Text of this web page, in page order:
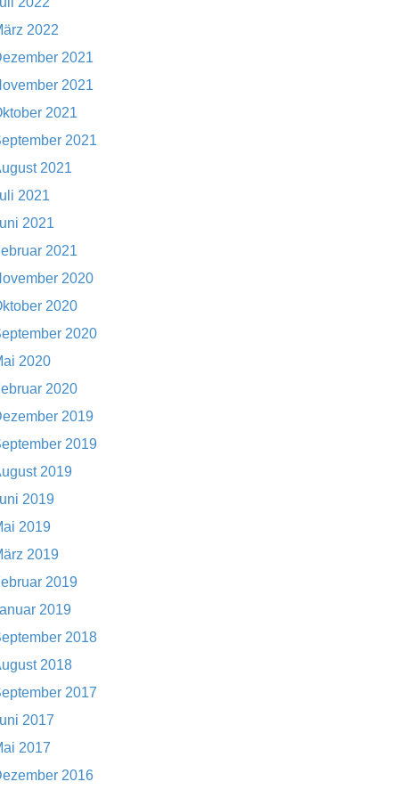
2022
2021
2021
2021
2021
2021
2021
2021
2021
2020
2020
2020
2020
2020
2019
2019
2019
2019
2019
2019
2019
2019
2018
2018
2017
2017
2017
2016